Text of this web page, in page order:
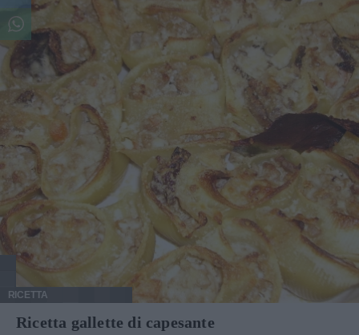
RICETTA
Ricetta gallette di capesante